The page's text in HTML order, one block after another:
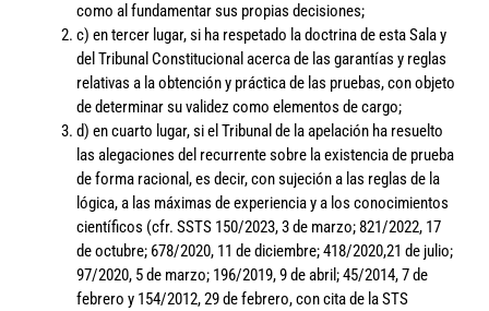
como al fundamentar sus propias decisiones;
c) en tercer lugar, si ha respetado la doctrina de esta Sala y
del Tribunal Constitucional acerca de las garantías y reglas
relativas a la obtención y práctica de las pruebas, con objeto
de determinar su validez como elementos de cargo;
d) en cuarto lugar, si el Tribunal de la apelación ha resuelto
las alegaciones del recurrente sobre la existencia de prueba
de forma racional, es decir, con sujeción a las reglas de la
lógica, a las máximas de experiencia y a los conocimientos
científicos (cfr. SSTS 150/2023, 3 de marzo; 821/2022, 17
de octubre; 678/2020, 11 de diciembre; 418/2020,21 de julio;
97/2020, 5 de marzo; 196/2019, 9 de abril; 45/2014, 7 de
febrero y 154/2012, 29 de febrero, con cita de la STS